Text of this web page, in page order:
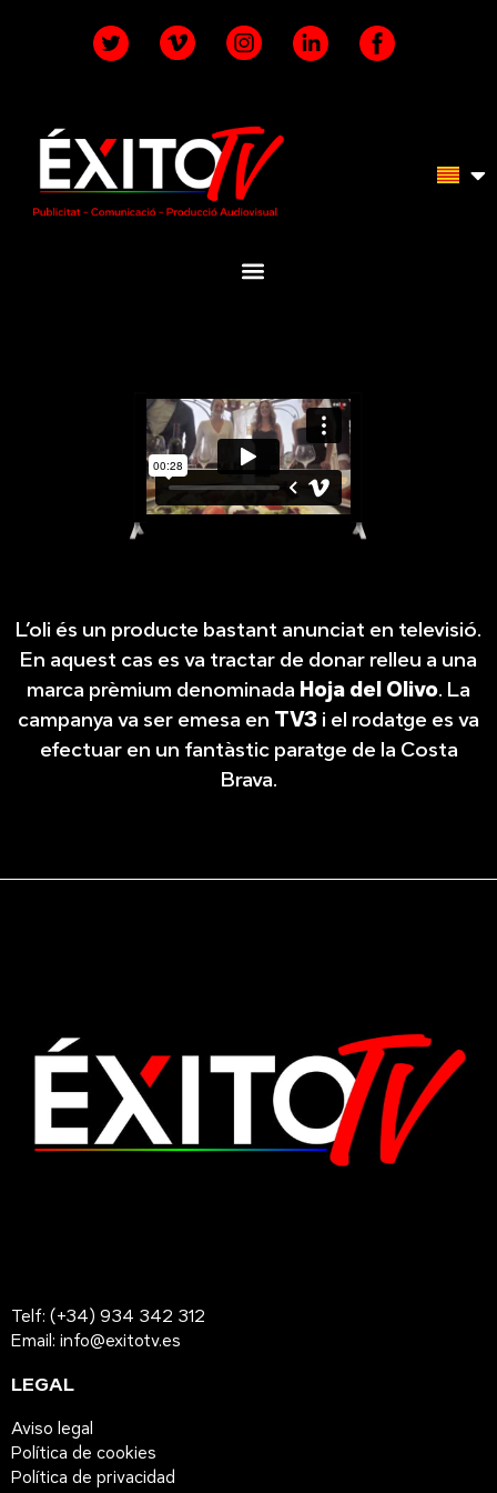
L’oli és un producte bastant anunciat en televisió.
En aquest cas es va tractar de donar relleu a una
marca prèmium denominada Hoja del Olivo. La
campanya va ser emesa en TV3 i el rodatge es va
efectuar en un fantàstic paratge de la Costa
Brava.
Telf: (+34) 934 342 312
Email: info@exitotv.es
LEGAL
Aviso legal
Política de cookies
Política de privacidad